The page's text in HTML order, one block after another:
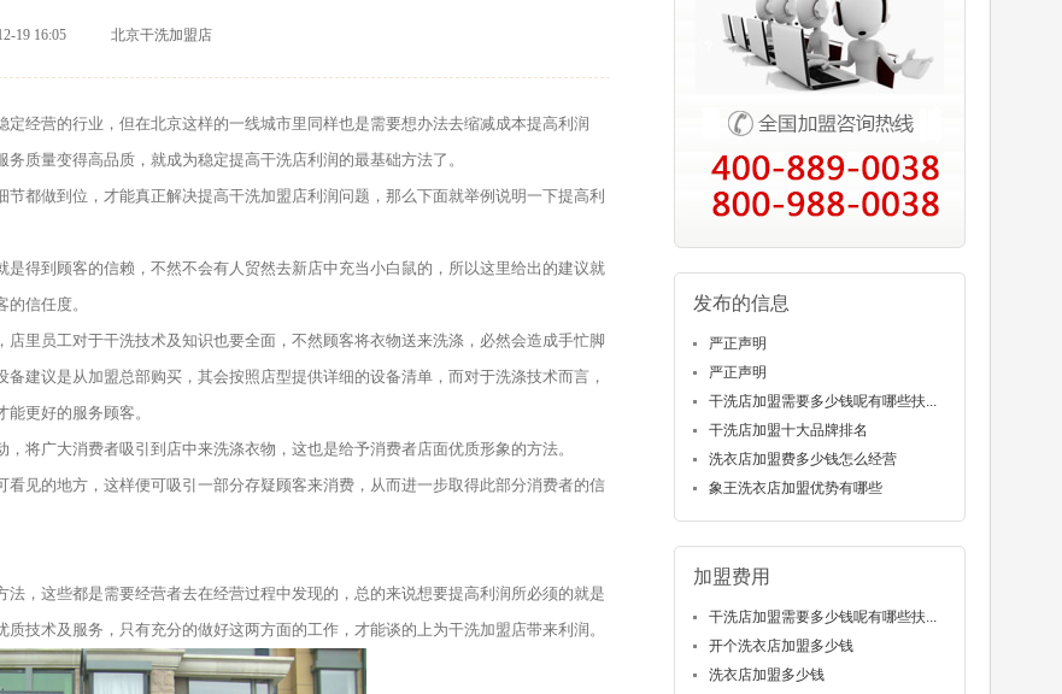
19 16:05 北京干洗加盟店
营的行业，但在北京这样的一线城市里同样也是需要想办法去缩减成本提高利润
质量变得高品质，就成为稳定提高干洗店利润的最基础方法了。
做到位，才能真正解决提高干洗加盟店利润问题，那么下面就举例说明一下提高利
到顾客的信赖，不然不会有人贸然去新店中充当小白鼠的，所以这里给出的建议就
信任度。
员工对于干洗技术及知识也要全面，不然顾客将衣物送来洗涤，必然会造成手忙脚
建议是从加盟总部购买，其会按照店型提供详细的设备清单，而对于洗涤技术而言，
更好的服务顾客。
广大消费者吸引到店中来洗涤衣物，这也是给予消费者店面优质形象的方法。
的地方，这样便可吸引一部分存疑顾客来消费，从而进一步取得此部分消费者的信
这些都是需要经营者去在经营过程中发现的，总的来说想要提高利润所必须的就是
技术及服务，只有充分的做好这两方面的工作，才能谈的上为干洗加盟店带来利润。
发布的信息
严正声明
严正声明
干洗店加盟需要多少钱呢有哪些扶...
干洗店加盟十大品牌排名
洗衣店加盟费多少钱怎么经营
象王洗衣店加盟优势有哪些
加盟费用
干洗店加盟需要多少钱呢有哪些扶...
开个洗衣店加盟多少钱
洗衣店加盟多少钱